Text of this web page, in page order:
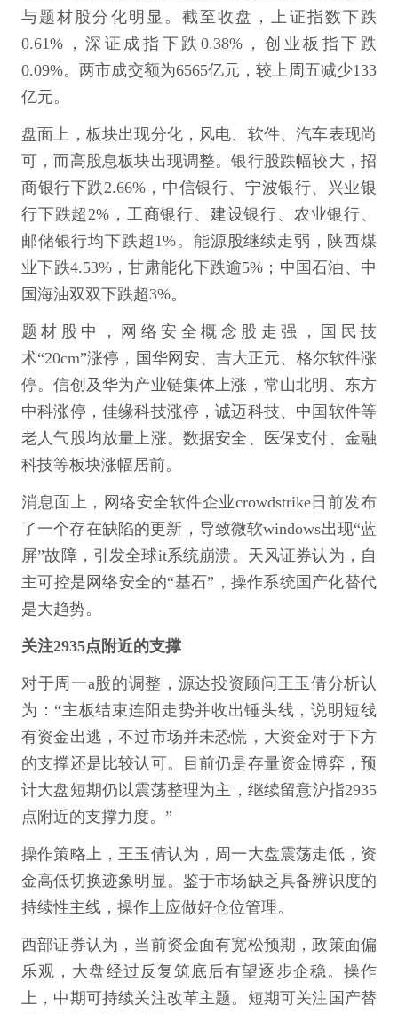
与题材股分化明显。截至收盘，上证指数下跌
0.61%，深证成指下跌0.38%，创业板指下跌
0.09%。两市成交额为6565亿元，较上周五减少133
亿元。
盘面上，板块出现分化，风电、软件、汽车表现尚
可，而高股息板块出现调整。银行股跌幅较大，招
商银行下跌2.66%，中信银行、宁波银行、兴业银
行下跌超2%，工商银行、建设银行、农业银行、
邮储银行均下跌超1%。能源股继续走弱，陕西煤
业下跌4.53%，甘肃能化下跌逾5%；中国石油、中
国海油双双下跌超3%。
题材股中，网络安全概念股走强，国民技
术“20cm”涨停，国华网安、吉大正元、格尔软件涨
停。信创及华为产业链集体上涨，常山北明、东方
中科涨停，佳缘科技涨停，诚迈科技、中国软件等
老人气股均放量上涨。数据安全、医保支付、金融
科技等板块涨幅居前。
消息面上，网络安全软件企业crowdstrike日前发布
了一个存在缺陷的更新，导致微软windows出现“蓝
屏”故障，引发全球it系统崩溃。天风证券认为，自
主可控是网络安全的“基石”，操作系统国产化替代
是大趋势。
关注2935点附近的支撑
对于周一a股的调整，源达投资顾问王玉倩分析认
为：“主板结束连阳走势并收出锤头线，说明短线
有资金出逃，不过市场并未恐慌，大资金对于下方
的支撑还是比较认可。目前仍是存量资金博弈，预
计大盘短期仍以震荡整理为主，继续留意沪指2935
点附近的支撑力度。”
操作策略上，王玉倩认为，周一大盘震荡走低，资
金高低切换迹象明显。鉴于市场缺乏具备辨识度的
持续性主线，操作上应做好仓位管理。
西部证券认为，当前资金面有宽松预期，政策面偏
乐观，大盘经过反复筑底后有望逐步企稳。操作
上，中期可持续关注改革主题。短期可关注国产替